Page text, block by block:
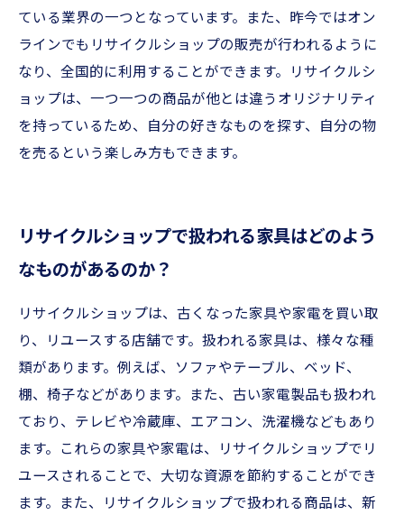
ている業界の一つとなっています。また、昨今ではオン
ラインでもリサイクルショップの販売が行われるように
なり、全国的に利用することができます。リサイクルシ
ョップは、一つ一つの商品が他とは違うオリジナリティ
を持っているため、自分の好きなものを探す、自分の物
を売るという楽しみ方もできます。
リサイクルショップで扱われる家具はどのよう
なものがあるのか？
リサイクルショップは、古くなった家具や家電を買い取
り、リユースする店舗です。扱われる家具は、様々な種
類があります。例えば、ソファやテーブル、ベッド、
棚、椅子などがあります。また、古い家電製品も扱われ
ており、テレビや冷蔵庫、エアコン、洗濯機などもあり
ます。これらの家具や家電は、リサイクルショップでリ
ユースされることで、大切な資源を節約することができ
ます。また、リサイクルショップで扱われる商品は、新